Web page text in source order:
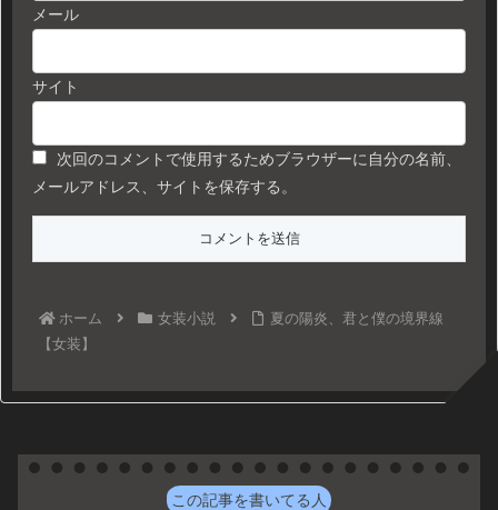
メール
サイト
次回のコメントで使用するためブラウザーに自分の名前、
メールアドレス、サイトを保存する。
ホーム 女装小説
夏の陽炎、君と僕の境界線
【女装】
この記事を書いてる人